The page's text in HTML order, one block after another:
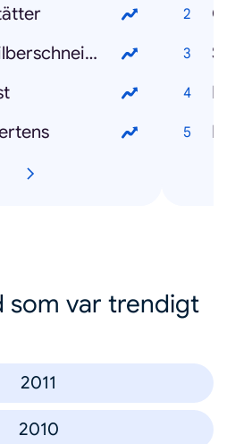
Johannes Silberschneider
som var trendigt
2011
2010